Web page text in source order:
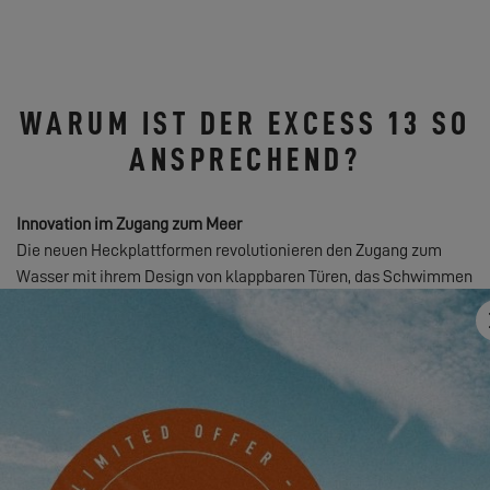
WARUM IST DER EXCESS 13 SO
ANSPRECHEND?
Innovation im Zugang zum Meer
Die neuen Heckplattformen revolutionieren den Zugang zum
Wasser mit ihrem Design von klappbaren Türen, das Schwimmen
und Wassersport erleichtert.
Dieses elegante Segelboot mit straffen Linien kombiniert
Zuverlässigkeit und Wendigkeit. Sein scharfes Design macht es
zum idealen Begleiter für die ambitioniertesten Hochseetörns.